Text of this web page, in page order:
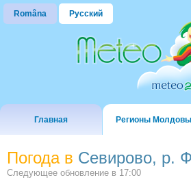
Româna Русский
Главная Регионы Молдовы
Погода в Севирово, р.
Следующее обновление в 17:00